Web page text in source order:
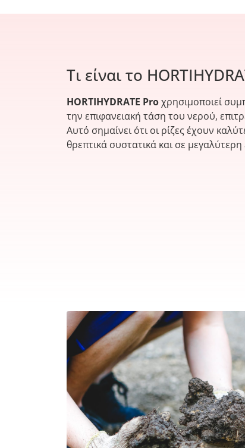
Τι είναι το
HORTIHYDRATE Proχρησιμοποιεί
την επιφανειακή τάση του νερού,
Αυτό σημαίνει ότι οι ρίζες έχουν
θρεπτικά συστατικά και σε